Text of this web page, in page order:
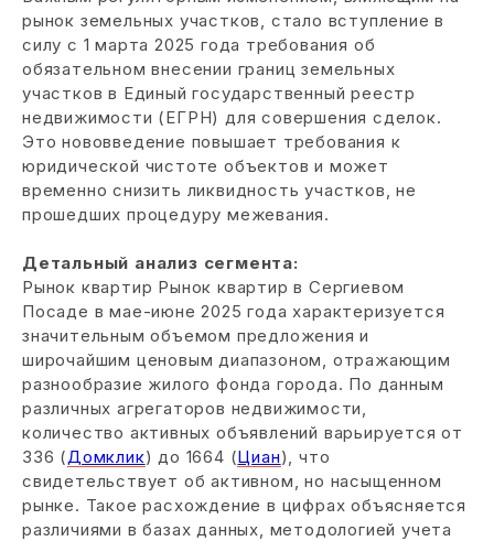
рынок земельных участков, стало вступление в
силу с 1 марта 2025 года требования об
обязательном внесении границ земельных
участков в Единый государственный реестр
недвижимости (ЕГРН) для совершения сделок.
Это нововведение повышает требования к
юридической чистоте объектов и может
временно снизить ликвидность участков, не
прошедших процедуру межевания.
Детальный анализ сегмента:
Рынок квартир Рынок квартир в Сергиевом
Посаде в мае-июне 2025 года характеризуется
значительным объемом предложения и
широчайшим ценовым диапазоном, отражающим
разнообразие жилого фонда города. По данным
различных агрегаторов недвижимости,
количество активных объявлений варьируется от
336 (Домклик) до 1664 (Циан), что
свидетельствует об активном, но насыщенном
рынке. Такое расхождение в цифрах объясняется
различиями в базах данных, методологией учета